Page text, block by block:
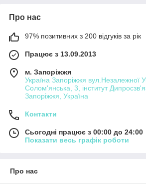
Про нас
97% позитивних з 200 відгуків за рік
Працює з 13.09.2013
м. Запоріжжя
Україна Запоріжжя вул.Незалежної
Солом'янська, 3, інститут
Запоріжжя, Україна
Контакти
Сьогодні працює з 00:00 до 24:00
Показати весь графік роботи
Про нас